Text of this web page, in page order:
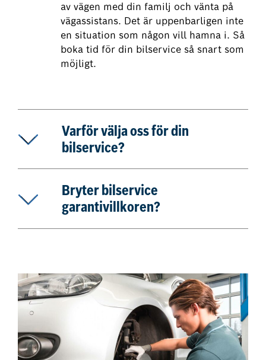
av vägen med din familj och vänta på
vägassistans. Det är uppenbarligen inte
en situation som någon vill hamna i. Så
boka tid för din bilservice så snart som
möjligt.
Varför välja oss för din
bilservice?
Bryter bilservice
garantivillkoren?